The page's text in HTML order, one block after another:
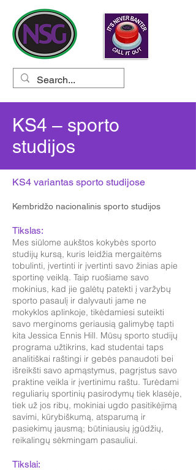
KS4 – sporto
studijos
KS4 variantas sporto studijose
Kembridžo nacionalinis sporto studijos
Tikslas:
Mes siūlome aukštos kokybės sporto
studijų kursą, kuris leidžia mergaitėms
tobulinti, įvertinti ir įvertinti savo žinias apie
sportinę veiklą. Taip ruošiame savo
mokinius, kad jie galėtų patekti į varžybų
sporto pasaulį ir dalyvauti jame ne
mokyklos aplinkoje, tikėdamiesi suteikti
savo merginoms geriausią galimybę tapti
kita Jessica Ennis Hill. Mūsų sporto studijų
programa užtikrins, kad studentai taps
analitiškai raštingi ir gebės panaudoti bei
išreikšti savo apmąstymus, pagrįstus savo
praktine veikla ir įvertinimu raštu. Turėdami
reguliarių sportinių pasirodymų tiek klasėje,
tiek už jos ribų, mokiniai ugdo pasitikėjimą
savimi, kūrybiškumą, atsparumą ir
pasiekimų jausmą; būtiniausių įgūdžių,
reikalingų sėkmingam pasauliui.
Tikslai: